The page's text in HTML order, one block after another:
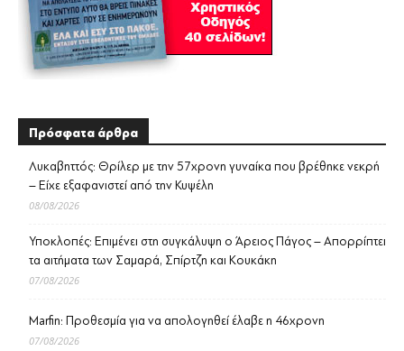
Πρόσφατα άρθρα
Λυκαβηττός: Θρίλερ με την 57χρονη γυναίκα που βρέθηκε νεκρή
– Είχε εξαφανιστεί από την Κυψέλη
08/08/2026
Υποκλοπές: Επιμένει στη συγκάλυψη ο Άρειος Πάγος – Απορρίπτει
τα αιτήματα των Σαμαρά, Σπίρτζη και Κουκάκη
07/08/2026
Marfin: Προθεσμία για να απολογηθεί έλαβε η 46χρονη
07/08/2026